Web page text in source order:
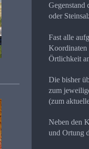
Gegenstand
oder
Fast alle
Koordinaten
Örtlichkeit
Die bisher
zum
(zum
Neben den
und Ortung